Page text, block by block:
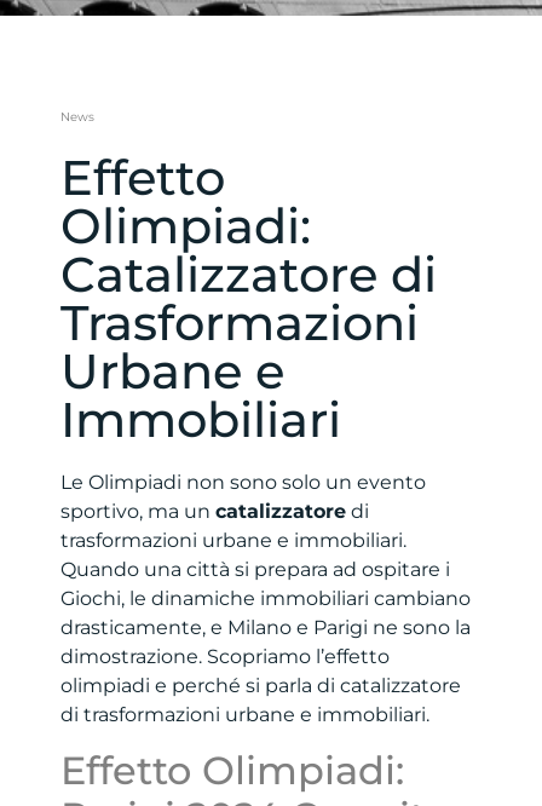
News
Effetto
Olimpiadi:
Catalizzatore di
Trasformazioni
Urbane e
Immobiliari
Le Olimpiadi non sono solo un evento
sportivo, ma un catalizzatore di
trasformazioni urbane e immobiliari.
Quando una città si prepara ad ospitare i
Giochi, le dinamiche immobiliari cambiano
drasticamente, e Milano e Parigi ne sono la
dimostrazione. Scopriamo l’effetto
olimpiadi e perché si parla di catalizzatore
di trasformazioni urbane e immobiliari.
Effetto Olimpiadi: